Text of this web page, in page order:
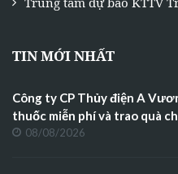
TIN MỚI NHẤT
Công ty CP Thủy điện A
thuốc miễn phí và trao quà
08/08/2026